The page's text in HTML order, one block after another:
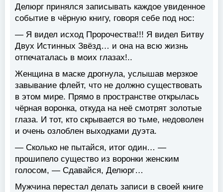
Делюрг принялся записывать каждое увиденное
событие в чёрную книгу, говоря себе под нос:
— Я видел исход Пророчества!!! Я видел Битву
Двух Истинных Звёзд… и она на всю жизнь
отпечаталась в моих глазах!..
Женщина в маске дрогнула, услышав мерзкое
завывание флейт, что не должно существовать
в этом мире. Прямо в пространстве открылась
чёрная воронка, откуда на неё смотрят золотые
глаза. И тот, кто скрывается во тьме, недоволен
и очень озлоблен выходками дуэта.
— Сколько не пытайся, итог один… —
прошипело существо из воронки женским
голосом, — Сдавайся, Делюрг…
Мужчина перестал делать записи в своей книге